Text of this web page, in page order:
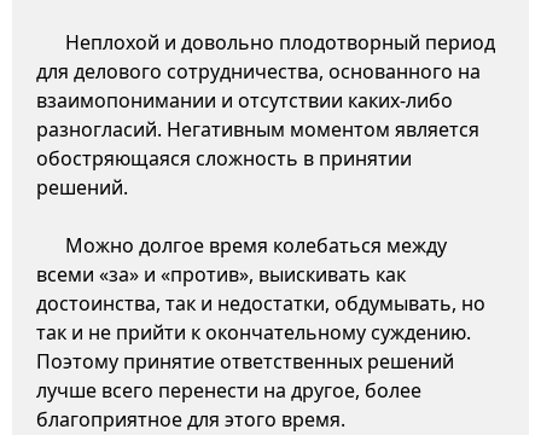
Неплохой и довольно плодотворный период
для делового сотрудничества, основанного на
взаимопонимании и отсутствии каких-либо
разногласий. Негативным моментом является
обостряющаяся сложность в принятии
решений.
Можно долгое время колебаться между
всеми «за» и «против», выискивать как
достоинства, так и недостатки, обдумывать, но
так и не прийти к окончательному суждению.
Поэтому принятие ответственных решений
лучше всего перенести на другое, более
благоприятное для этого время.